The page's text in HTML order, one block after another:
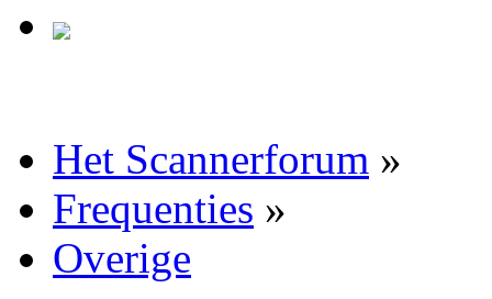
Het Scannerforum »
Frequenties »
Overige